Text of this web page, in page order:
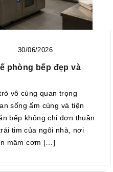
30/06/2026
phòng bếp đẹp và
vô cùng quan trọng
sống ấm cúng và tiện
bếp không chỉ đơn thuần
tim của ngôi nhà, nơi
mâm cơm […]